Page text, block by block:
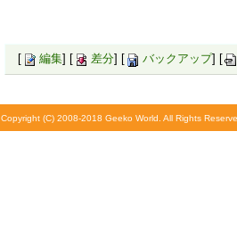
[ 編集] [ 差分] [ バックアップ] [
Copyright (C) 2008-2018 Geeko World. All Rights